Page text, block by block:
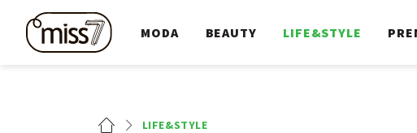
MODA BEAUTY LIFE&STYLE
LIFE&STYLE